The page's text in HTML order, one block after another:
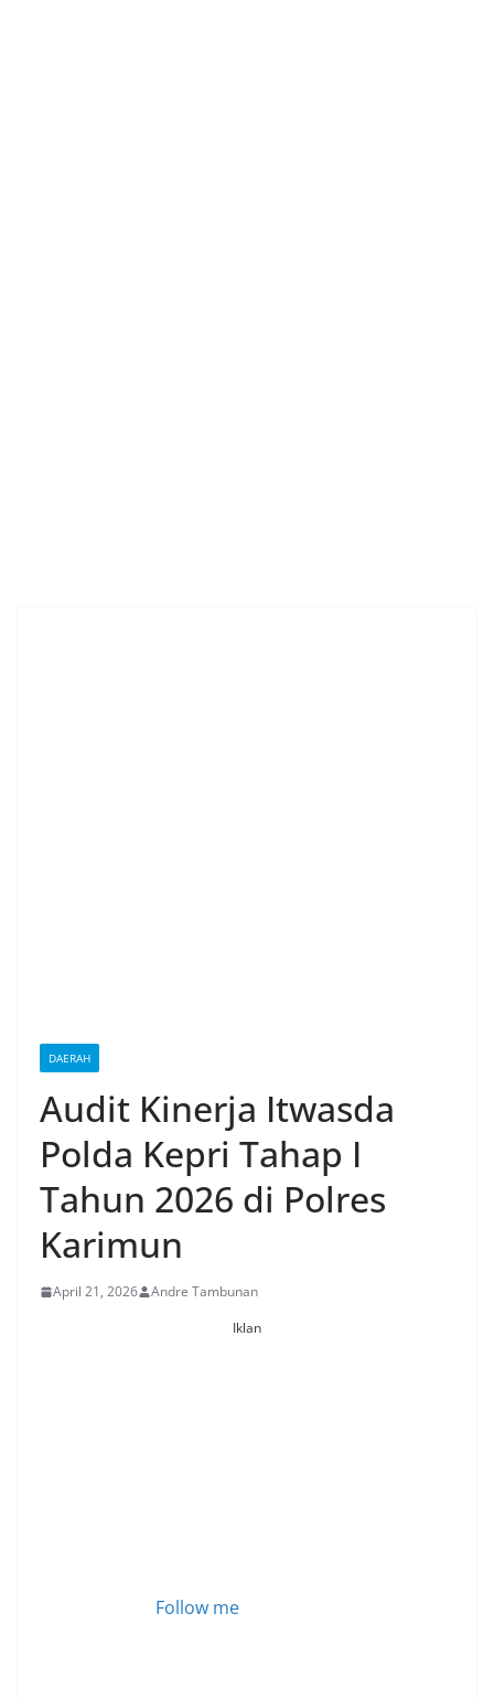
DAERAH
Audit Kinerja Itwasda
Polda Kepri Tahap I
Tahun 2026 di Polres
Karimun
April 21, 2026
Andre Tambunan
Iklan
Follow me